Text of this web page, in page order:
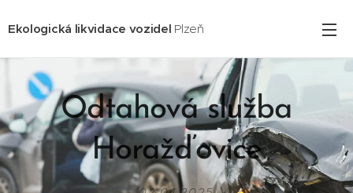
Ekologická likvidace vozidel Plzeň
Odtahová služba
Horažďovice